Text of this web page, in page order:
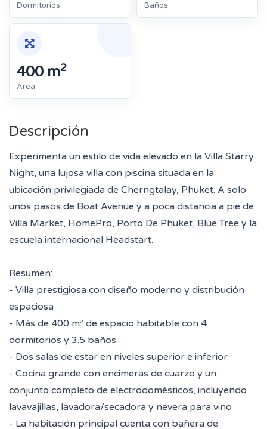
Dormitorios Baños
400 m2
Área
Descripción
Experimenta un estilo de vida elevado en la Villa Starry
Night, una lujosa villa con piscina situada en la
ubicación privilegiada de Cherngtalay, Phuket. A solo
unos pasos de Boat Avenue y a poca distancia a pie de
Villa Market, HomePro, Porto De Phuket, Blue Tree y la
escuela internacional Headstart.
Resumen:
- Villa prestigiosa con diseño moderno y distribución
espaciosa
- Más de 400 m² de espacio habitable con 4
dormitorios y 3.5 baños
- Dos salas de estar en niveles superior e inferior
- Cocina grande con encimeras de cuarzo y un
conjunto completo de electrodomésticos, incluyendo
lavavajillas, lavadora/secadora y nevera para vino
- La habitación principal cuenta con bañera de